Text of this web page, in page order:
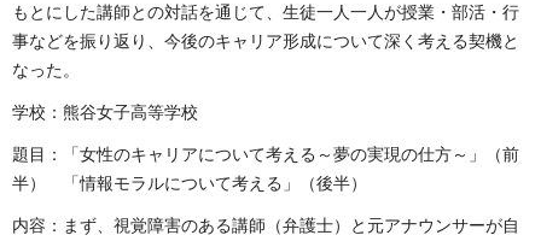
もとにした講師との対話を通じて、生徒一人一人が授業・部活・行
事などを振り返り、今後のキャリア形成について深く考える契機と
なった。
学校：熊谷女子高等学校
題目：「女性のキャリアについて考える～夢の実現の仕方～」（前
半） 「情報モラルについて考える」（後半）
内容：まず、視覚障害のある講師（弁護士）と元アナウンサーが自